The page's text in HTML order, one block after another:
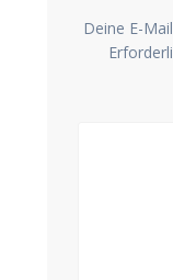
Deine E-